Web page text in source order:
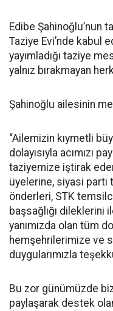
Edibe Şahinoğlu’nun
Taziye Evi’nde kabul
yayımladığı taziye
yalnız bırakmayan
Şahinoğlu ailesinin
“Ailemizin kıymetli
dolayısıyla acımızı
taziyemize iştirak
üyelerine, siyasi parti
önderleri, STK
başsağlığı dileklerini
yanımızda olan tüm
hemşehrilerimize ve
duygularımızla
Bu zor günümüzde
paylaşarak destek